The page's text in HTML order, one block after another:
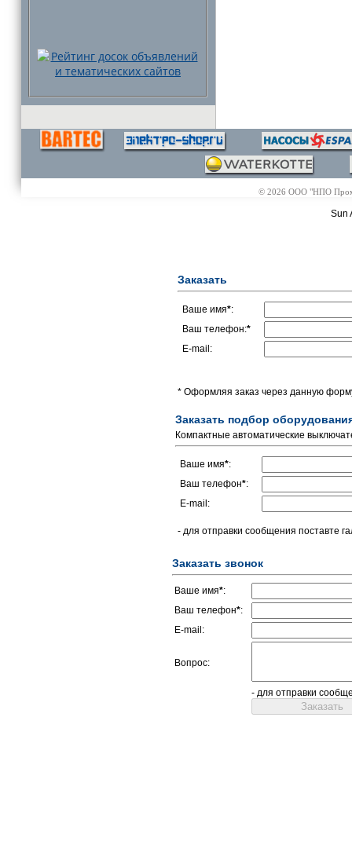
© 2026 ООО "НПО
Sun
Заказать
Ваше имя*:
Ваш телефон:*
E-mail:
* Оформляя заказ через данную
Заказать подбор
Компактные автоматические
Ваше имя*:
Ваш телефон*:
E-mail:
- для отправки сообщения поставте
Заказать звонок
Ваше имя*:
Ваш телефон*:
E-mail:
Вопрос:
- для отправки